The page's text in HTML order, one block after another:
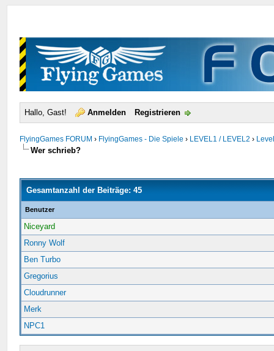
Hallo, Gast! Anmelden Registrieren
FlyingGames FORUM › FlyingGames - Die Spiele › LEVEL1 / LEVEL2 ›
Wer schrieb?
Gesamtanzahl der Beiträge: 45
Benutzer
Niceyard
Ronny Wolf
Ben Turbo
Gregorius
Cloudrunner
Merk
NPC1